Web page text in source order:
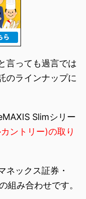
言っても過言では
のラインナップに
Slimシリー
ントリー)の取り
ネックス証券・
組み合わせです。